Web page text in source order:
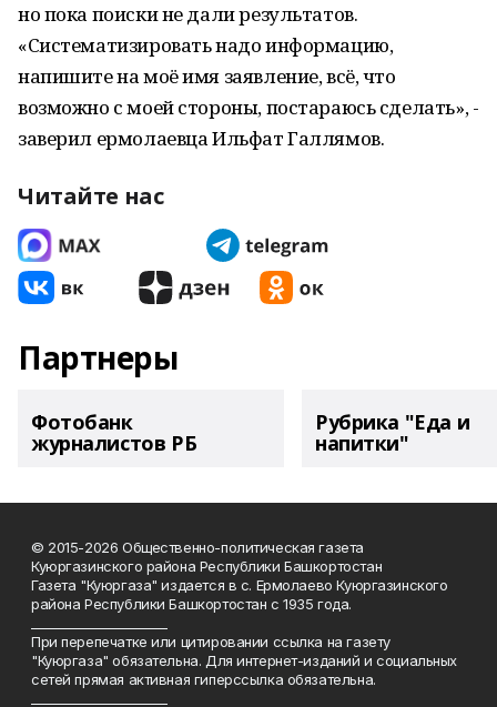
но пока поиски не дали результатов.
«Систематизировать надо информацию,
напишите на моё имя заявление, всё, что
возможно с моей стороны, постараюсь сделать», -
заверил ермолаевца Ильфат Галлямов.
Читайте нас
Партнеры
Фотобанк
журналистов РБ
Рубрика "Еда и
напитки"
© 2015-2026 Общественно-политическая газета
Куюргазинского района Республики Башкортостан
Газета "Куюргаза" издается в с. Ермолаево Куюргазинского
района Республики Башкортостан с 1935 года.
При перепечатке или цитировании ссылка на газету
"Куюргаза" обязательна. Для интернет-изданий и социальных
сетей прямая активная гиперссылка обязательна.